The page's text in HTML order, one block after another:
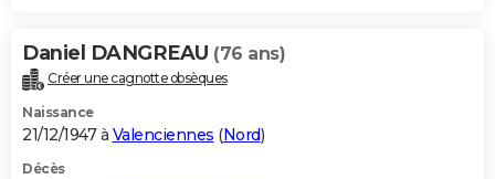
Daniel DANGREAU (76 ans)
Créer une cagnotte obsèques
Naissance
21/12/1947 à Valenciennes (Nord)
Décès